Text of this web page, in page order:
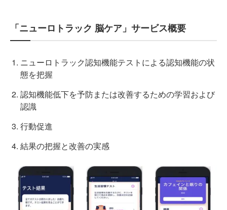
「ニューロトラック 脳ケア」サービス概要
ニューロトラック認知機能テストによる認知機能の状
態を把握
認知機能低下を予防または改善するための学習および
認識
行動促進
結果の把握と改善の実感